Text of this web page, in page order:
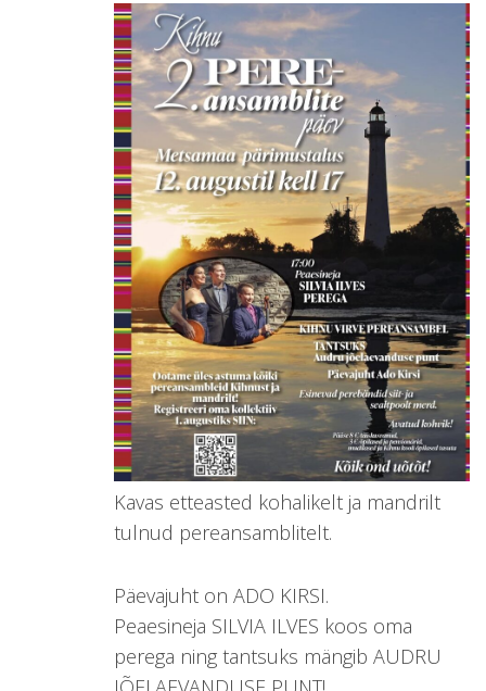
Kavas etteasted kohalikelt ja mandrilt
tulnud pereansamblitelt.
Päevajuht on ADO KIRSI.
Peaesineja SILVIA ILVES koos oma
perega ning tantsuks mängib AUDRU